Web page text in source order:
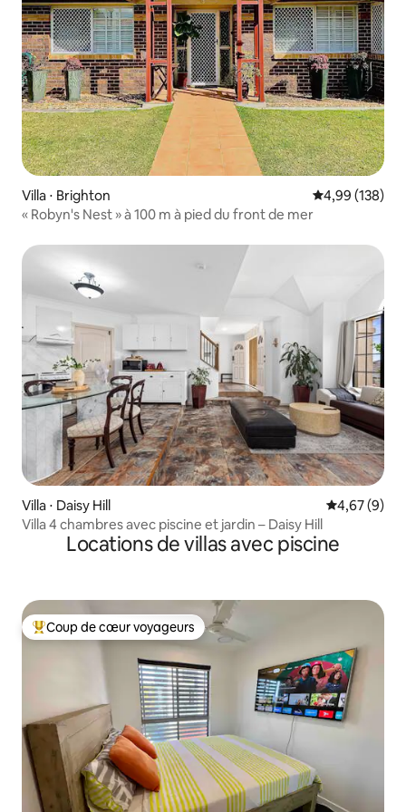
Villa ⋅ Brighton Évaluation
4,99 (138)
« Robyn's Nest » à 100 m à pied du front de mer
Villa ⋅ Daisy Hill Évaluation
4,67 (9)
Villa 4 chambres avec piscine et jardin – Daisy Hill
Locations de villas avec piscine
Coups de cœur voyageurs les plus appréciés
Coup de cœur voyageurs